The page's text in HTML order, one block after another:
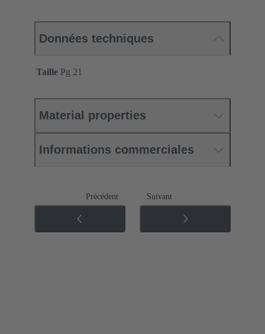
Données techniques
Taille Pg 21
Material properties
Informations commerciales
Précédent Suivant